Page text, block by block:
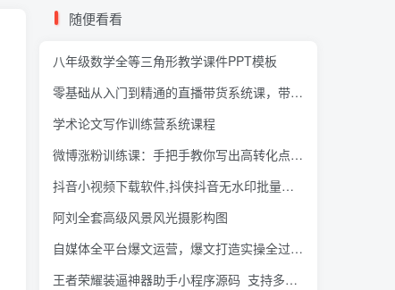
随便看看
八年级数学全等三角形教学课件PPT模板
零基础从入门到精通的直播带货系统课，带你玩转抖音直播带货
学术论文写作训练营系统课程
微博涨粉训练课：手把手教你写出高转化点赞的涨粉文章【无水印】
抖音小视频下载软件,抖侠抖音无水印批量下载
阿刘全套高级风景风光摄影构图
自媒体全平台爆文运营，爆文打造实操全过程【视频课程】
王者荣耀装逼神器助手小程序源码_支持多种流量主模式